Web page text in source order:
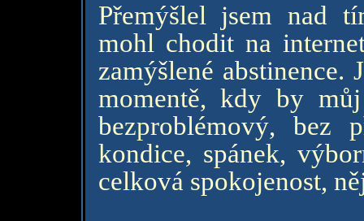
Přemýšlel jsem nad
mohl chodit na
zamýšlené abstinence.
momentě, kdy by
bezproblémový, bez
kondice, spánek,
celková spokojenost,